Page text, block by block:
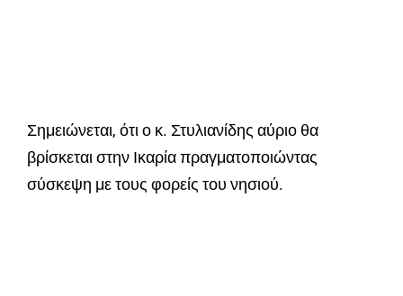
Σημειώνεται, ότι ο κ. Στυλιανίδης αύριο θα
βρίσκεται στην Ικαρία πραγματοποιώντας
σύσκεψη με τους φορείς του νησιού.